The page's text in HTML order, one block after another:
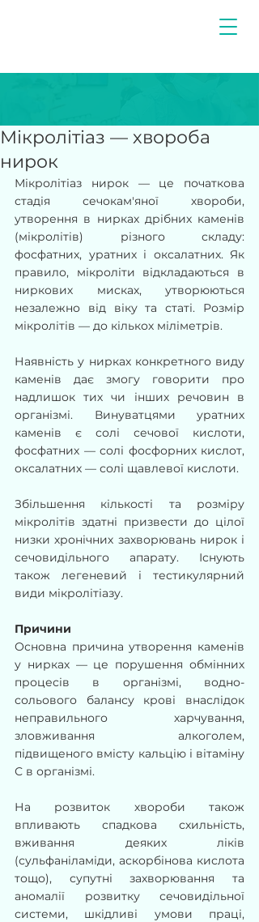
Мікролітіаз — хвороба
нирок
Мікролітіаз нирок — це початкова
стадія сечокам'яної хвороби,
утворення в нирках дрібних каменів
(мікролітів) різного складу:
фосфатних, уратних і оксалатних. Як
правило, мікроліти відкладаються в
ниркових мисках, утворюються
незалежно від віку та статі. Розмір
мікролітів — до кількох міліметрів.
Наявність у нирках конкретного виду
каменів дає змогу говорити про
надлишок тих чи інших речовин в
організмі. Винуватцями уратних
каменів є солі сечової кислоти,
фосфатних — солі фосфорних кислот,
оксалатних — солі щавлевої кислоти.
Збільшення кількості та розміру
мікролітів здатні призвести до цілої
низки хронічних захворювань нирок і
сечовидільного апарату. Існують
також легеневий і тестикулярний
види мікролітіазу.
Причини
Основна причина утворення каменів
у нирках — це порушення обмінних
процесів в організмі, водно-
сольового балансу крові внаслідок
неправильного харчування,
зловживання алкоголем,
підвищеного вмісту кальцію і вітаміну
С в організмі.
На розвиток хвороби також
впливають спадкова схильність,
вживання деяких ліків
(сульфаніламіди, аскорбінова кислота
тощо), супутні захворювання та
аномалії розвитку сечовидільної
системи, шкідливі умови праці,